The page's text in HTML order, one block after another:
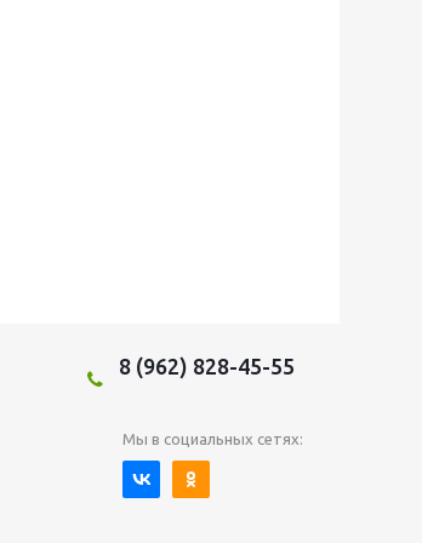
8 (962) 828-45-55
Мы в социальных сетях: